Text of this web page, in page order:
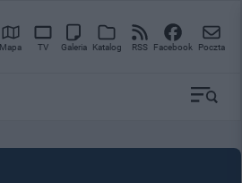
Mapa TV Galeria Katalog RSS Facebook Poczta